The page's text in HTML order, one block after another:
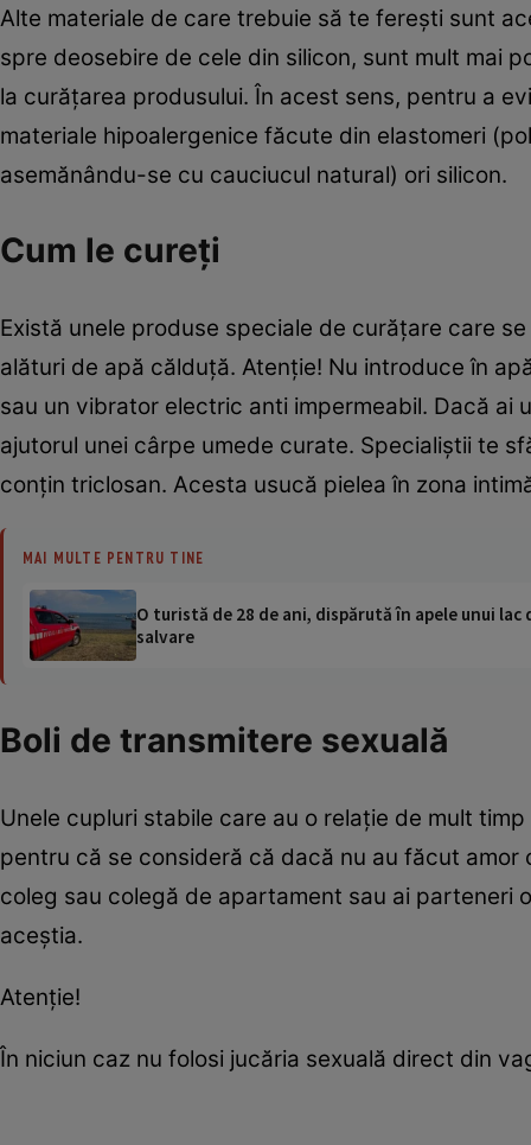
Alte materiale de care trebuie să te fereşti sunt
spre deosebire de cele din silicon, sunt mult mai
la curăţarea produsului. În acest sens, pentru a
materiale hipoalergenice făcute din elastomeri
asemănându-se cu cauciucul natural) ori silicon.
Cum le cureţi
Există unele produse speciale de curăţare care
alături de apă călduţă. Atenţie! Nu introduce în
sau un vibrator electric anti impermeabil. Dacă
ajutorul unei cârpe umede curate. Specialiştii te
conţin triclosan. Acesta usucă pielea în zona
MAI MULTE PENTRU TINE
O turistă de 28 de ani, dispărută în apele unui
salvare
Boli de transmitere sexuală
Unele cupluri stabile care au o relaţie de mult
pentru că se consideră că dacă nu au făcut
coleg sau colegă de apartament sau ai parteneri
aceştia.
Atenţie!
În niciun caz nu folosi jucăria sexuală direct din